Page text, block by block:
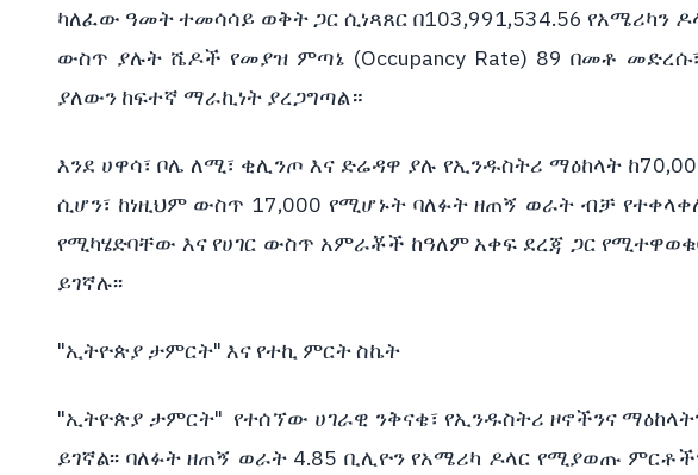
ካለፈው ዓመት ተመሳሳይ ወቅት ጋር ሲነጻጸር በ103,991,534.56 የአሜሪካን
ውስጥ ያሉት ሼዶች የመያዝ ምጣኔ (Occupancy Rate) 89 በመቶ
ያለውን ከፍተኛ ማራኪነት ያረጋግጣል።
እንደ ሀዋሳ፣ ቦሌ ለሚ፣ ቂሊንጦ እና ድሬዳዋ ያሉ የኢንዱስትሪ ማዕከላት
ሲሆን፣ ከነዚህም ውስጥ 17,000 የሚሆኑት ባለፉት ዘጠኝ ወራት ብቻ
የሚካሄድባቸው እና የሀገር ውስጥ አምራቾች ከዓለም አቀፍ ደረጃ ጋር
ይገኛሉ፡፡
"ኢትዮጵያ ታምርት" እና የተኪ ምርት ስኬት
"ኢትዮጵያ ታምርት" የተሰኘው ሀገራዊ ንቅናቄ፣ የኢንዱስትሪ ዞኖችንና
ይገኛል፡፡ ባለፉት ዘጠኝ ወራት 4.85 ቢሊዮን የአሜሪካ ዶላር የሚያወጡ